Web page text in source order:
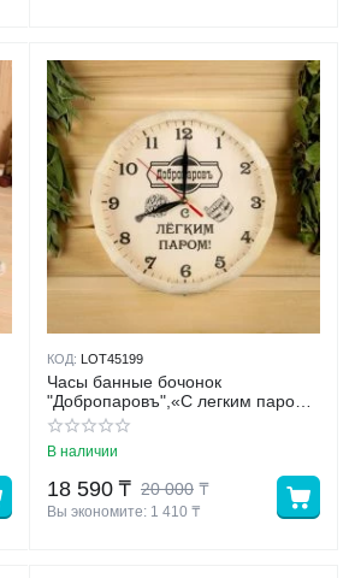
КОД: LOT45199
Часы банные бочонок
"Добропаровъ",«С легким паром»
- кварцевые, круглые, бежевые
В наличии
20 000 ₸
18 590 ₸
Вы экономите: 1 410 ₸